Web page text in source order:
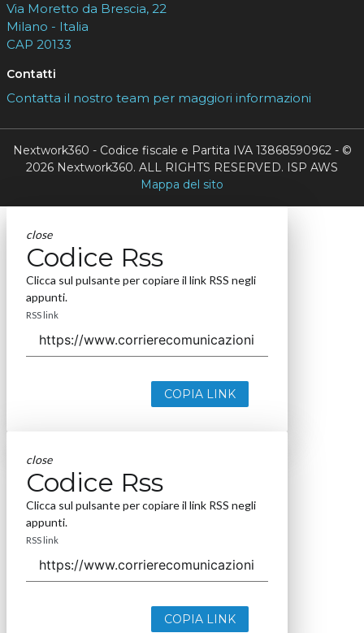
Via Moretto da Brescia, 22
Milano - Italia
CAP 20133
Contatti
Contatta il nostro team per maggiori informazioni
Nextwork360 - Codice fiscale e Partita IVA 13868590962 - ©
2026 Nextwork360. ALL RIGHTS RESERVED. ISP AWS
Mappa del sito
close
Codice Rss
Clicca sul pulsante per copiare il link RSS negli
appunti.
RSS link
COPIA LINK
close
Codice Rss
Clicca sul pulsante per copiare il link RSS negli
appunti.
RSS link
COPIA LINK